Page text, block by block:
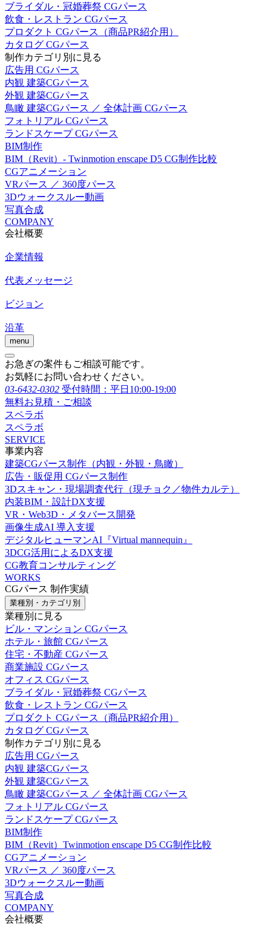
ブライダル・冠婚葬祭 CGパース
飲食・レストラン CGパース
プロダクト CGパース（商品PR紹介用）
カタログ CGパース
制作カテゴリ別に見る
広告用 CGパース
内観 建築CGパース
外観 建築CGパース
鳥瞰 建築CGパース ／ 全体計画 CGパース
フォトリアル CGパース
ランドスケープ CGパース
BIM制作
BIM（Revit）- Twinmotion enscape D5 CG制作比較
CGアニメーション
VRパース ／ 360度パース
3Dウォークスルー動画
写真合成
COMPANY
会社概要
企業情報
代表メッセージ
ビジョン
沿革
menu
お急ぎの案件もご相談可能です。
お気軽にお問い合わせください。
03-6432-0302 受付時間：平日10:00-19:00
無料お見積・ご相談
スペラボ
スペラボ
SERVICE
事業内容
建築CGパース制作（内観・外観・鳥瞰）
広告・販促用 CGパース制作
3Dスキャン・現場調査代行（現チョク／物件カルテ）
内装BIM・設計DX支援
VR・Web3D・メタバース開発
画像生成AI 導入支援
デジタルヒューマンAI『Virtual mannequin』
3DCG活用によるDX支援
CG教育コンサルティング
WORKS
CGパース 制作実績
業種別・カテゴリ別
業種別に見る
ビル・マンション CGパース
ホテル・旅館 CGパース
住宅・不動産 CGパース
商業施設 CGパース
オフィス CGパース
ブライダル・冠婚葬祭 CGパース
飲食・レストラン CGパース
プロダクト CGパース（商品PR紹介用）
カタログ CGパース
制作カテゴリ別に見る
広告用 CGパース
内観 建築CGパース
外観 建築CGパース
鳥瞰 建築CGパース ／ 全体計画 CGパース
フォトリアル CGパース
ランドスケープ CGパース
BIM制作
BIM（Revit）Twinmotion enscape D5 CG制作比較
CGアニメーション
VRパース ／ 360度パース
3Dウォークスルー動画
写真合成
COMPANY
会社概要